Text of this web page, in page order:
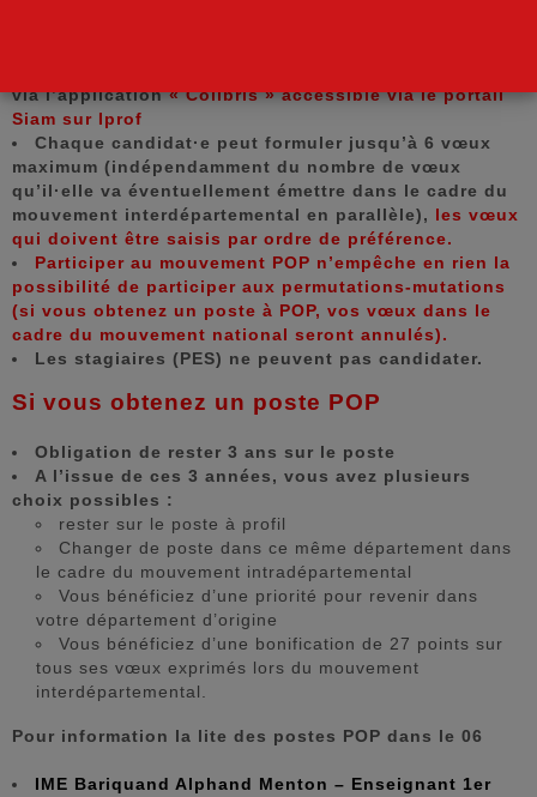
via l’application« Colibris » accessible via le portail
Siam sur Iprof
Chaque candidat·e peut formuler jusqu’à 6 vœux
maximum (indépendamment du nombre de vœux
qu’il·elle va éventuellement émettre dans le cadre du
mouvement interdépartemental en parallèle), les vœux
qui doivent être saisis par ordre de préférence.
Participer au mouvement POP n’empêche en rien la
possibilité de participer aux permutations-mutations
(si vous obtenez un poste à POP, vos vœux dans le
cadre du mouvement national seront annulés).
Les stagiaires (PES) ne peuvent pas candidater.
Si vous obtenez un poste POP
Obligation de rester 3 ans sur le poste
A l’issue de ces 3 années, vous avez plusieurs
choix possibles :
rester sur le poste à profil
Changer de poste dans ce même département dans
le cadre du mouvement intradépartemental
Vous bénéficiez d’une priorité pour revenir dans
votre département d’origine
Vous bénéficiez d’une bonification de 27 points sur
tous ses vœux exprimés lors du mouvement
interdépartemental.
Pour information la lite des postes POP dans le 06
IME Bariquand Alphand Menton – Enseignant 1er